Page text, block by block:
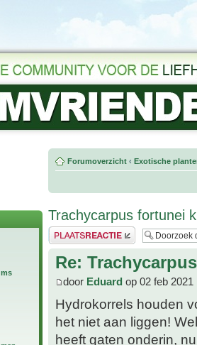
Forumoverzicht ‹ Exotische
Trachycarpus fortunei
Plaats een reactie
Re:
door Eduard op 02 feb 2021
Hydrokorrels houden
het niet aan liggen!
heeft gaten onderin,